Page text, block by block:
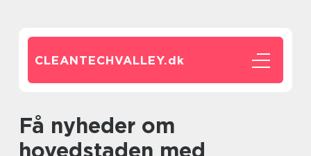
CLEANTECHVALLEY.dk
Få nyheder om
hovedstaden med